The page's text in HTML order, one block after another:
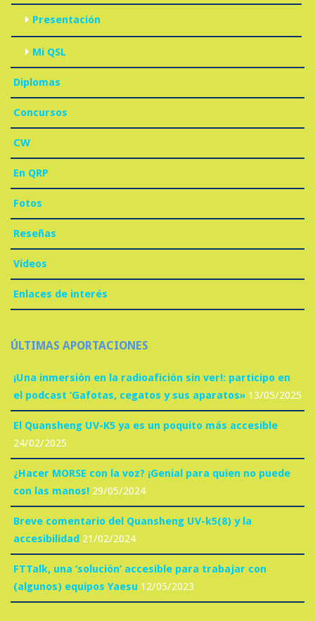
Presentación
Mi QSL
Diplomas
Concursos
CW
En QRP
Fotos
Reseñas
Vídeos
Enlaces de interés
ÚLTIMAS APORTACIONES
¡Una inmersión en la radioafición sin ver!: participo en
el podcast ‘Gafotas, cegatos y sus aparatos» 13/05/2025
El Quansheng UV-K5 ya es un poquito más accesible
24/02/2025
¿Hacer MORSE con la voz? ¡Genial para quien no puede
con las manos! 29/05/2024
Breve comentario del Quansheng UV-k5(8) y la
accesibilidad 21/02/2024
FTTalk, una ‘solución’ accesible para trabajar con
(algunos) equipos Yaesu 12/05/2023